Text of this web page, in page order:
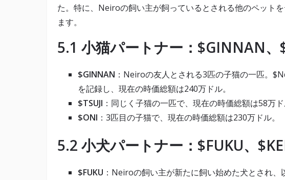
た。特に、Neiroの飼い主が飼っているとされる他のペット
ます。
5.1 小猫パートナー：$GINNAN、
$GINNAN ：Neiroの友人とされる3匹の子猫の一匹。
を記録し、現在の時価総額は240万ドル。
$TSUJI ：同じく子猫の一匹で、現在の時価総額は58万ド
$ONI ：3匹目の子猫で、現在の時価総額は230万ドル。
5.2 小犬パートナー：$FUKU、
$FUKU ：Neiroの飼い主が新たに飼い始めた犬とされ、